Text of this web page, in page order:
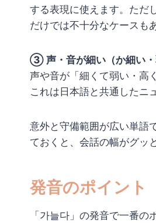
する表現に使えます。ただ
だけでは不十分なケースも
③ 声・音が細い（か細い・
声や音が「細くて弱い・高
これは日本語と共通したニ
意外と守備範囲が広い単語
ておくと、会話の幅がグッ
発音のポイント
「가늘다」の発音で一番の